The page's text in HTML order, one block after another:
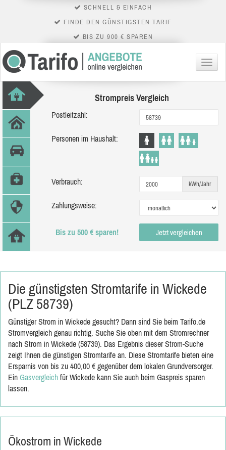
SCHNELL & EINFACH
FINDE DEN GÜNSTIGSTEN TARIF
BIS ZU 900 € SPAREN
Menü
Strompreis Vergleich
Postleitzahl:
Personen im Haushalt:
Verbrauch: kWh/Jahr
Zahlungsweise:
Bis zu 500 € sparen! Jetzt vergleichen
Die günstigsten Stromtarife in Wickede
(PLZ 58739)
Günstiger Strom in Wickede gesucht? Dann sind Sie beim Tarifo.de
Stromvergleich genau richtig. Suche Sie oben mit dem Stromrechner
nach Strom in Wickede (58739). Das Ergebnis dieser Strom-Suche
zeigt Ihnen die günstigen Stromtarife an. Diese Stromtarife bieten eine
Ersparnis von bis zu 400,00 € gegenüber dem lokalen Grundversorger.
Ein Gasvergleich für Wickede kann Sie auch beim Gaspreis sparen
lassen.
Ökostrom in Wickede